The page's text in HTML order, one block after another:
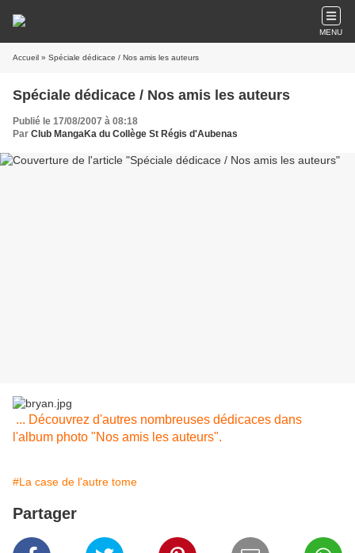
MENU
Accueil » Spéciale dédicace / Nos amis les auteurs
Spéciale dédicace / Nos amis les auteurs
Publié le 17/08/2007 à 08:18
Par Club MangaKa du Collège St Régis d'Aubenas
... Découvrez d'autres nombreuses dédicaces dans
l'album photo "Nos amis les auteurs".
#La case de l'autre tome
Partager